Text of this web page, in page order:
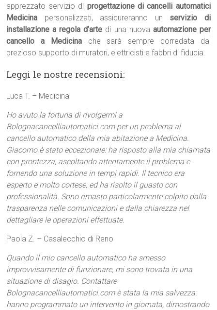
apprezzato servizio di progettazione di cancelli automatici
Medicina personalizzati, assicureranno un servizio di
installazione a regola d’arte di una nuova automazione per
cancello a Medicina che sarà sempre corredata dal
prezioso supporto di muratori, elettricisti e fabbri di fiducia.
Leggi le nostre recensioni:
Luca T. – Medicina
Ho avuto la fortuna di rivolgermi a
Bolognacancelliautomatici.com per un problema al
cancello automatico della mia abitazione a Medicina.
Giacomo è stato eccezionale: ha risposto alla mia chiamata
con prontezza, ascoltando attentamente il problema e
fornendo una soluzione in tempi rapidi. Il tecnico era
esperto e molto cortese, ed ha risolto il guasto con
professionalità. Sono rimasto particolarmente colpito dalla
trasparenza nelle comunicazioni e dalla chiarezza nel
dettagliare le operazioni effettuate.
Paola Z. – Casalecchio di Reno
Quando il mio cancello automatico ha smesso
improvvisamente di funzionare, mi sono trovata in una
situazione di disagio. Contattare
Bolognacancelliautomatici.com è stata la mia salvezza:
hanno programmato un intervento in giornata, dimostrando